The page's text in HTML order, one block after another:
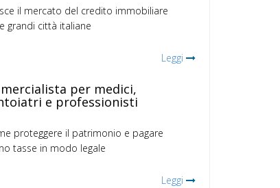
il mercato del credito immobiliare
grandi città italiane
Leggi
per medici,
e professionisti
proteggere il patrimonio e pagare
tasse in modo legale
Leggi